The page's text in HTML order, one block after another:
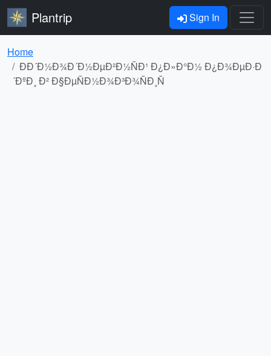
Plantrip Sign In
Home
ÐÐ´Ð½Ð¾Ð´Ð½ÐµÐ²Ð½ÑÐ¹ Ð¿Ð»Ð°Ð½ Ð¿Ð¾ÐµÐ·Ð
´ÐºÐ¸ Ð² Ð§ÐµÑÐ½Ð¾Ð³Ð¾ÑÐ¸Ñ